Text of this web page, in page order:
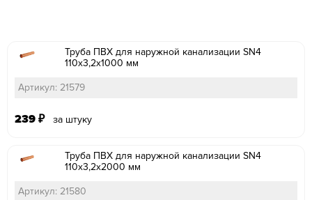
Труба ПВХ для наружной канализации SN4
110х3,2х1000 мм
Артикул: 21579
239 ₽ за штуку
Труба ПВХ для наружной канализации SN4
110х3,2х2000 мм
Артикул: 21580